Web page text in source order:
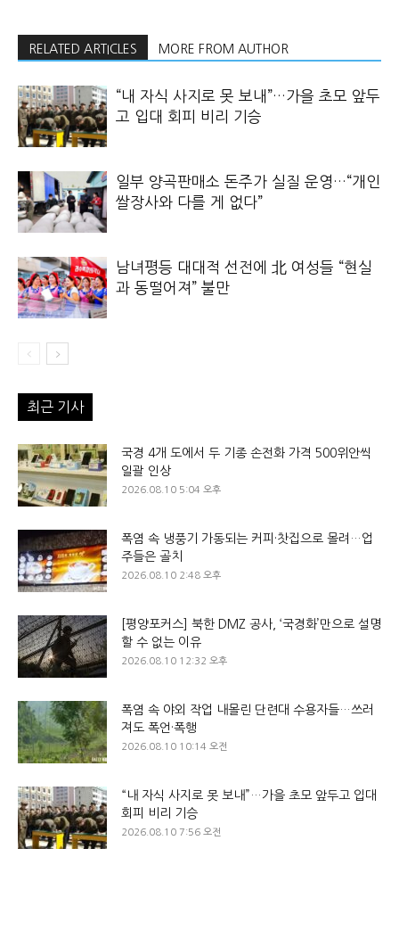
RELATED ARTICLES MORE FROM AUTHOR
“내 자식 사지로 못 보내”…가을 초모 앞두
고 입대 회피 비리 기승
일부 양곡판매소 돈주가 실질 운영…“개인
쌀장사와 다를 게 없다”
남녀평등 대대적 선전에 北 여성들 “현실
과 동떨어져” 불만
최근 기사
국경 4개 도에서 두 기종 손전화 가격 500위안씩
일괄 인상
2026.08.10 5:04 오후
폭염 속 냉풍기 가동되는 커피·찻집으로 몰려…업
주들은 골치
2026.08.10 2:48 오후
[평양포커스] 북한 DMZ 공사, ‘국경화’만으로 설명
할 수 없는 이유
2026.08.10 12:32 오후
폭염 속 야외 작업 내몰린 단련대 수용자들…쓰러
져도 폭언·폭행
2026.08.10 10:14 오전
“내 자식 사지로 못 보내”…가을 초모 앞두고 입대
회피 비리 기승
2026.08.10 7:56 오전